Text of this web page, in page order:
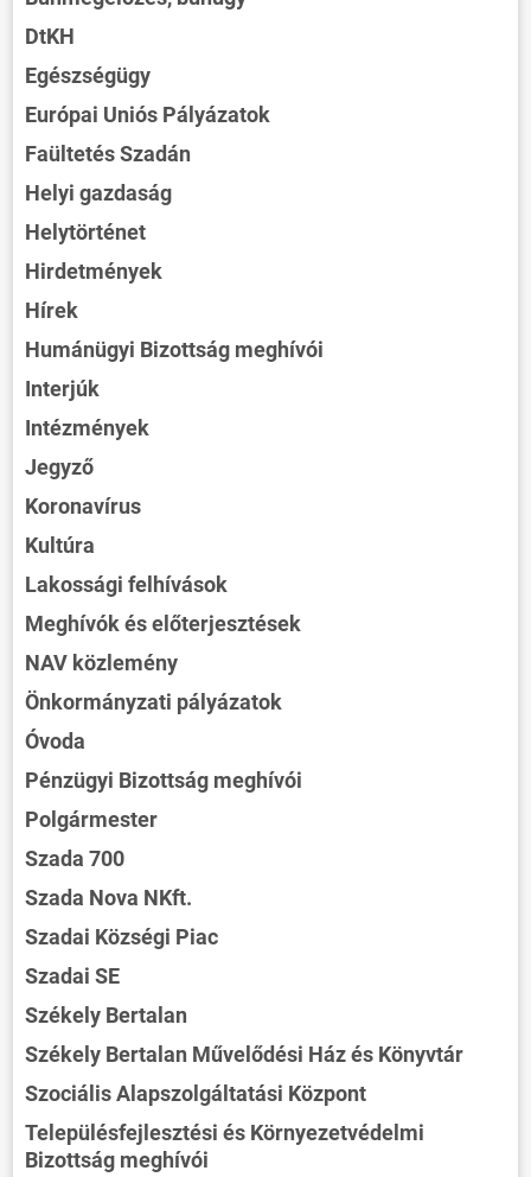
DtKH
Egészségügy
Európai Uniós Pályázatok
Faültetés Szadán
Helyi gazdaság
Helytörténet
Hirdetmények
Hírek
Humánügyi Bizottság meghívói
Interjúk
Intézmények
Jegyző
Koronavírus
Kultúra
Lakossági felhívások
Meghívók és előterjesztések
NAV közlemény
Önkormányzati pályázatok
Óvoda
Pénzügyi Bizottság meghívói
Polgármester
Szada 700
Szada Nova NKft.
Szadai Községi Piac
Szadai SE
Székely Bertalan
Székely Bertalan Művelődési Ház és Könyvtár
Szociális Alapszolgáltatási Központ
Településfejlesztési és Környezetvédelmi
Bizottság meghívói